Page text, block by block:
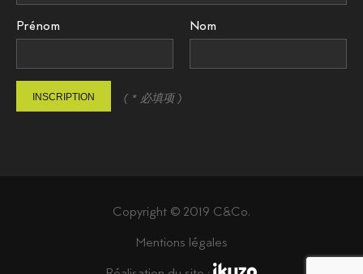
Prénom Nom
INSCRIPTION ( * 必填项 )
Copyright © 2019 C&Co.
Mentions légales